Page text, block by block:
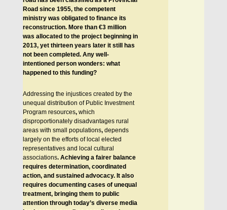
Road since 1955, the competent
ministry was obligated to finance its
reconstruction. More than €3 million
was allocated to the project beginning in
2013, yet thirteen years later it still has
not been completed. Any well-
intentioned person wonders: what
happened to this funding?
Addressing the injustices created by the
unequal distribution of Public Investment
Program resources,which
disproportionately disadvantages rural
areas with small populations,depends
largely on the efforts of local elected
representatives and local cultural
associations. Achieving a fairer balance
requires determination, coordinated
action, and sustained advocacy. It also
requires documenting cases of unequal
treatment, bringing them to public
attention through today’s diverse media